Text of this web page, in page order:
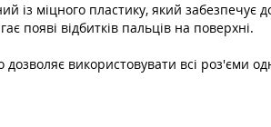
міцного пластику, який забезпечує
появі відбитків пальців на поверхні.
використовувати всі роз'єми